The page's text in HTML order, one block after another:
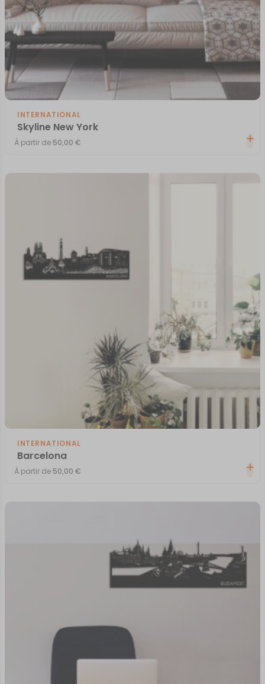
INTERNATIONAL
Skyline New York
À partir de 50,00 €
INTERNATIONAL
Barcelona
À partir de 50,00 €